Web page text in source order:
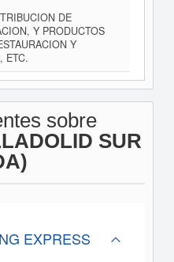
DE
Y PRODUCTOS
Y
ETC.
sobre
SUR
EXPRESS